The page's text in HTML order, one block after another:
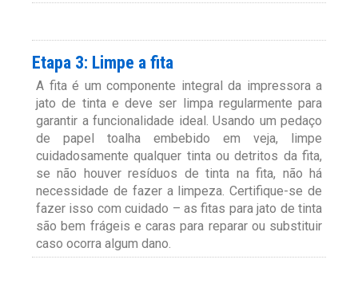
Etapa 3: Limpe a fita
A fita é um componente integral da impressora a
jato de tinta e deve ser limpa regularmente para
garantir a funcionalidade ideal. Usando um pedaço
de papel toalha embebido em veja, limpe
cuidadosamente qualquer tinta ou detritos da fita,
se não houver resíduos de tinta na fita, não há
necessidade de fazer a limpeza. Certifique-se de
fazer isso com cuidado – as fitas para jato de tinta
são bem frágeis e caras para reparar ou substituir
caso ocorra algum dano.